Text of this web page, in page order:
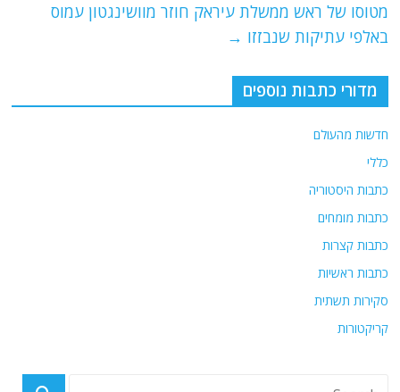
k
מטוסו של ראש ממשלת עיראק חוזר מוושינגטון עמוס
באלפי עתיקות שנבזזו →
מדורי כתבות נוספים
חדשות מהעולם
כללי
כתבות היסטוריה
כתבות מומחים
כתבות קצרות
כתבות ראשיות
סקירות תשתית
קריקטורות